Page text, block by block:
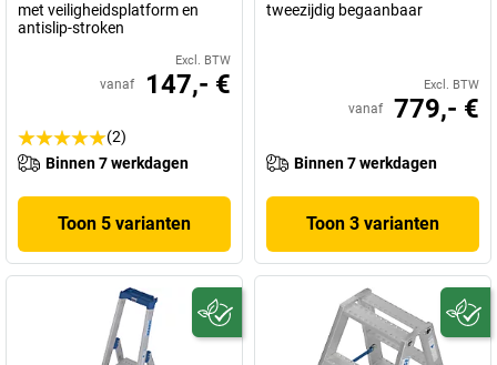
met veiligheidsplatform en
antislip-stroken
Excl. BTW
vanaf 147,- €
(2)
Binnen 7 werkdagen
Toon 5 varianten
tweezijdig begaanbaar
Excl. BTW
vanaf 779,- €
Binnen 7 werkdagen
Toon 3 varianten